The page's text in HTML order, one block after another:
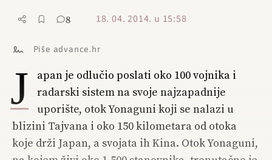
8 18. 04. 2014. u 15:58
Piše advance.hr
J
apan je odlučio poslati oko 100 vojnika i
radarski sistem na svoje najzapadnije
uporište, otok Yonaguni koji se nalazi u
blizini Tajvana i oko 150 kilometara od otoka
koje drži Japan, a svojata ih Kina. Otok Yonaguni,